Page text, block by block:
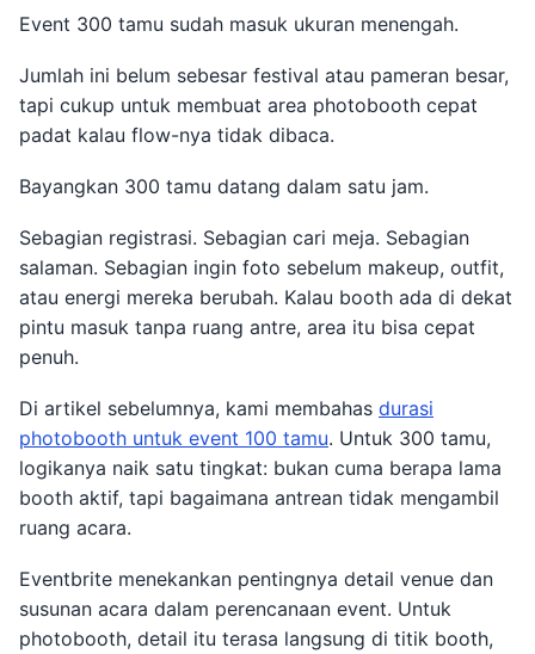
Event 300 tamu sudah masuk ukuran menengah.
Jumlah ini belum sebesar festival atau pameran besar,
tapi cukup untuk membuat area photobooth cepat
padat kalau flow-nya tidak dibaca.
Bayangkan 300 tamu datang dalam satu jam.
Sebagian registrasi. Sebagian cari meja. Sebagian
salaman. Sebagian ingin foto sebelum makeup, outfit,
atau energi mereka berubah. Kalau booth ada di dekat
pintu masuk tanpa ruang antre, area itu bisa cepat
penuh.
Di artikel sebelumnya, kami membahas durasi
photobooth untuk event 100 tamu. Untuk 300 tamu,
logikanya naik satu tingkat: bukan cuma berapa lama
booth aktif, tapi bagaimana antrean tidak mengambil
ruang acara.
Eventbrite menekankan pentingnya detail venue dan
susunan acara dalam perencanaan event. Untuk
photobooth, detail itu terasa langsung di titik booth,